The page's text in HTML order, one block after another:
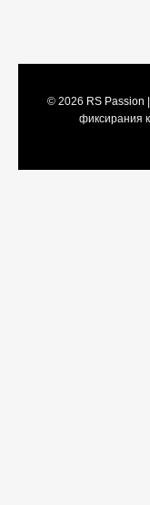
© 2026 RS Passion
фиксирания